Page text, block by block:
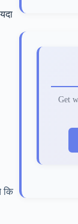
कि
Get